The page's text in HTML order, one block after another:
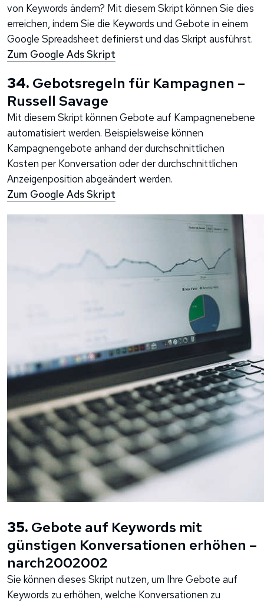
von Keywords ändern? Mit diesem Skript können Sie dies
erreichen, indem Sie die Keywords und Gebote in einem
Google Spreadsheet definierst und das Skript ausführst.
Zum Google Ads Skript
34. Gebotsregeln für Kampagnen –
Russell Savage
Mit diesem Skript können Gebote auf Kampagnenebene
automatisiert werden. Beispielsweise können
Kampagnengebote anhand der durchschnittlichen
Kosten per Konversation oder der durchschnittlichen
Anzeigenposition abgeändert werden.
Zum Google Ads Skript
35. Gebote auf Keywords mit
günstigen Konversationen erhöhen –
narch2002002
Sie können dieses Skript nutzen, um Ihre Gebote auf
Keywords zu erhöhen, welche Konversationen zu